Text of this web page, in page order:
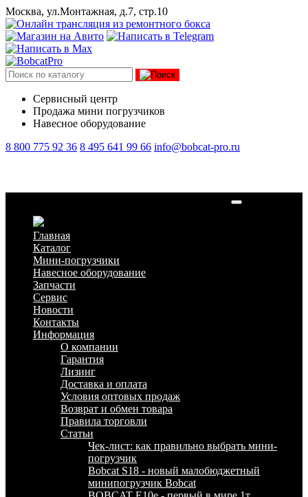
Москва, ул.Монтажная, д.7, стр.10
Сервисный центр
Продажа мини погрузчиков
Навесное оборудование
8 800 775 92 36 8 495 641 99 66 info@bobcat-pro.ru
Главная
Каталог
Мини-погрузчики
Навесное оборудование
Запчасти
Сервис
Новости
Контакты
Информация
О компании
Гарантия
Лизинг
Доставка и оплата
Условия оптовых продаж
Возврат и обмен товара
Правила торговли
Статьи
Чек-лист: как правильно выбрать мини-
погрузчик
Bobcat S18 - новый малобюджетный
минипогрузчик Bobcat